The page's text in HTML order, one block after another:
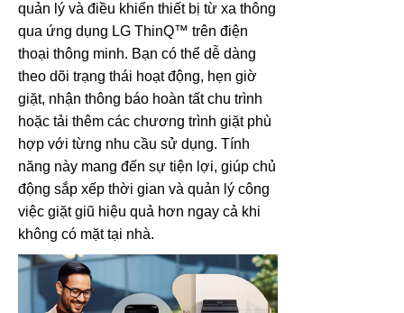
quản lý và điều khiển thiết bị từ xa thông
qua ứng dụng LG ThinQ™ trên điện
thoại thông minh. Bạn có thể dễ dàng
theo dõi trạng thái hoạt động, hẹn giờ
giặt, nhận thông báo hoàn tất chu trình
hoặc tải thêm các chương trình giặt phù
hợp với từng nhu cầu sử dụng. Tính
năng này mang đến sự tiện lợi, giúp chủ
động sắp xếp thời gian và quản lý công
việc giặt giũ hiệu quả hơn ngay cả khi
không có mặt tại nhà.